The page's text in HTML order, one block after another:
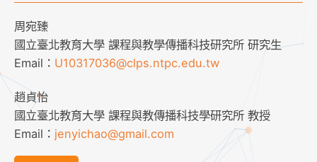
周宛臻
國立臺北教育大學 課程與教學傳播科技研究所 研究生
Email： U10317036@clps.ntpc.edu.tw
趙貞怡
國立臺北教育大學 課程與教傳播科技學研究所 教授
Email： jenyichao@gmail.com